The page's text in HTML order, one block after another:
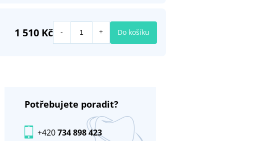
Potřebujete poradit?
+420734 898 423
1 510 Kč Do košíku